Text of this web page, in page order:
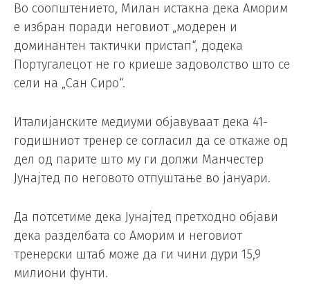
Во соопштението, Милан истакна дека Аморим
е избран поради неговиот „модерен и
доминантен тактички пристап“, додека
Португалецот не го криеше задоволство што се
сели на „Сан Сиро“.
Италијанските медиуми објавуваат дека 41-
годишниот тренер се согласил да се откаже од
дел од парите што му ги должи Манчестер
Јунајтед по неговото отпуштање во јануари.
Да потсетиме дека Јунајтед претходно објави
дека разделбата со Аморим и неговиот
тренерски штаб може да ги чини дури 15,9
милиони фунти.